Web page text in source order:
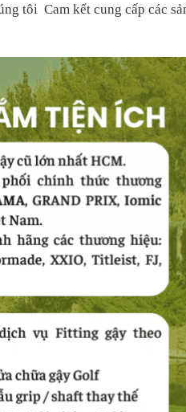
tôi Cam kết cung cấp các